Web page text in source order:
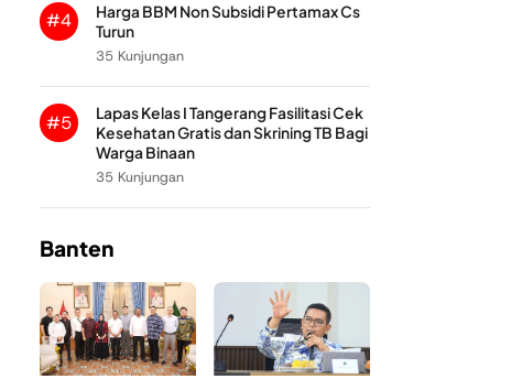
#4
Harga BBM Non Subsidi Pertamax Cs
Turun
35 Kunjungan
#5
Lapas Kelas I Tangerang Fasilitasi Cek
Kesehatan Gratis dan Skrining TB Bagi
Warga Binaan
35 Kunjungan
Banten